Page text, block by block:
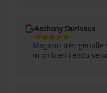
Anthony Durivaux
5
Étoiles
Sur
Magasin très gentille
m on bien rendu